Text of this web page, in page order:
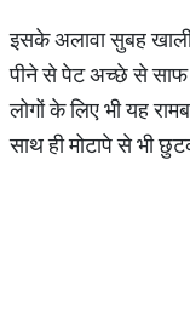
इसके अलावा सुबह
पीने से पेट अच्छे से साफ
लोगों के लिए भी यह
साथ ही मोटापे से भी